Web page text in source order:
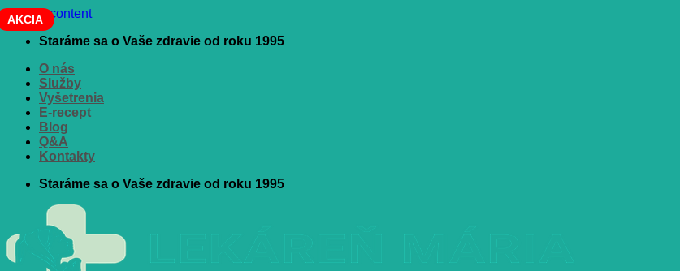
Skip to content
Staráme sa o Vaše zdravie od roku 1995
O nás
Služby
Vyšetrenia
E-recept
Blog
Q&A
Kontakty
Staráme sa o Vaše zdravie od roku 1995
AKCIA